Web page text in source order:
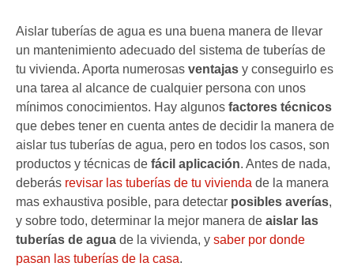
Aislar tuberías de agua es una buena manera de llevar
un mantenimiento adecuado del sistema de tuberías de
tu vivienda. Aporta numerosas ventajas y conseguirlo es
una tarea al alcance de cualquier persona con unos
mínimos conocimientos. Hay algunos factores técnicos
que debes tener en cuenta antes de decidir la manera de
aislar tus tuberías de agua, pero en todos los casos, son
productos y técnicas de fácil aplicación. Antes de nada,
deberás revisar las tuberías de tu vivienda de la manera
mas exhaustiva posible, para detectar posibles averías,
y sobre todo, determinar la mejor manera de aislar las
tuberías de agua de la vivienda, y saber por donde
pasan las tuberías de la casa.